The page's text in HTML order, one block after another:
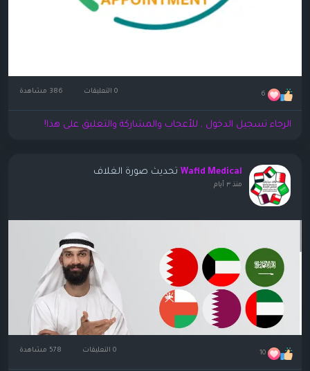
6 0 التعليقات
الرجاء تسجيل الدخول , للأعجاب والمشاركة والتعليق على هذا!
Wafid Medical تحديث صورة الغلاف
منذ ٣ أيام
10 0 التعليقات